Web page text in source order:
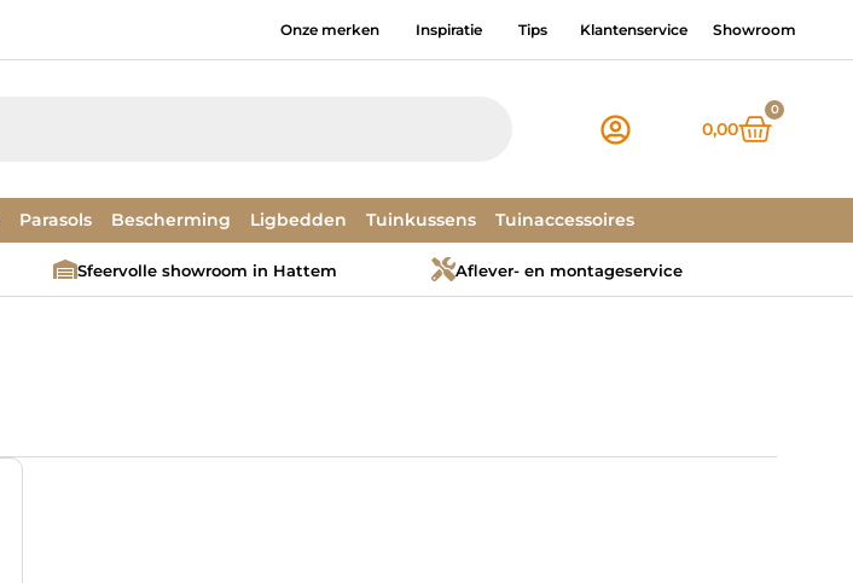
Onze merken Inspiratie Tips Klantenservice Showroom
0,00
0
Parasols Bescherming Ligbedden Tuinkussens Tuinaccessoires
Sfeervolle showroom in Hattem Aflever- en montageservice